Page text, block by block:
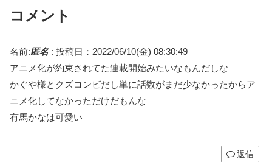
コメント
名前:匿名: 投稿日：2022/06/10(金) 08:30:49
アニメ化が約束されてた連載開始みたいなもんだしな
かぐや様とクズコンビだし単に話数がまだ少なかったからア
ニメ化してなかっただけだもんな
有馬かなは可愛い
返信